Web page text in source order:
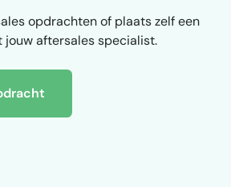
opdrachten of plaats zelf een
aftersales specialist.